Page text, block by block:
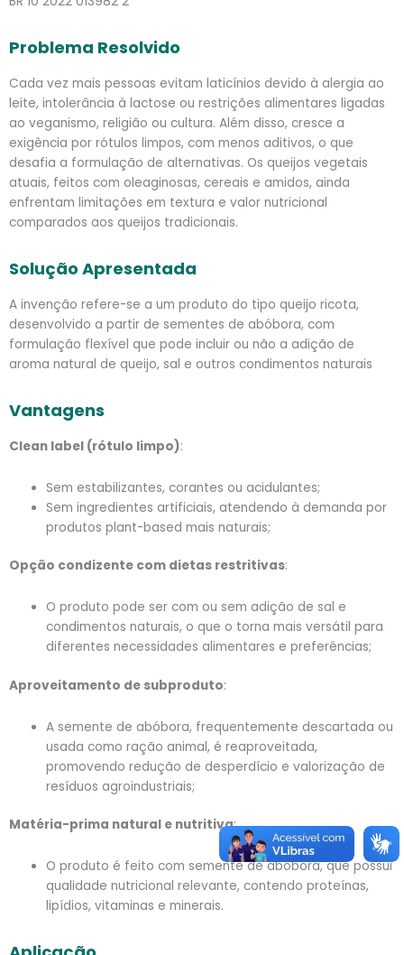
Problema Resolvido
Cada vez mais pessoas evitam laticínios devido à alergia ao
leite, intolerância à lactose ou restrições alimentares ligadas
ao veganismo, religião ou cultura. Além disso, cresce a
exigência por rótulos limpos, com menos aditivos, o que
desafia a formulação de alternativas. Os queijos vegetais
atuais, feitos com oleaginosas, cereais e amidos, ainda
enfrentam limitações em textura e valor nutricional
comparados aos queijos tradicionais.
Solução Apresentada
A invenção refere-se a um produto do tipo queijo ricota,
desenvolvido a partir de sementes de abóbora, com
formulação flexível que pode incluir ou não a adição de
aroma natural de queijo, sal e outros condimentos naturais
Vantagens
Clean label (rótulo limpo):
Sem estabilizantes, corantes ou acidulantes;
Sem ingredientes artificiais, atendendo à demanda por
produtos plant-based mais naturais;
Opção condizente com dietas restritivas:
O produto pode ser com ou sem adição de sal e
condimentos naturais, o que o torna mais versátil para
diferentes necessidades alimentares e preferências;
Aproveitamento de subproduto:
A semente de abóbora, frequentemente descartada ou
usada como ração animal, é reaproveitada,
promovendo redução de desperdício e valorização de
resíduos agroindustriais;
Matéria-prima natural e nutritiva:
O produto é feito com semente de abóbora, que possui
qualidade nutricional relevante, contendo proteínas,
lipídios, vitaminas e minerais.